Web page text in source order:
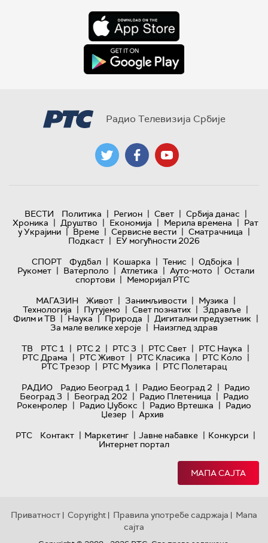
Радио Телевизија Србије
ВЕСТИ Политика | Регион | Свет | Србија данас |
Хроника | Друштво | Економија | Мерила времена | Рат
у Украјини | Време | Сервисне вести | Сматрачница |
Подкаст | ЕУ могућности 2026
СПОРТ
Фудбал | Кошарка | Тенис | Одбојка |
Рукомет | Ватерполо | Атлетика | Ауто-мото | Остали
спортови | Меморијал РТС
МАГАЗИН
Живот | Занимљивости | Музика |
Технологијa | Путујемо | Свет познатих | Здравље |
Филм и ТВ | Наука | Природа | Дигитални предузетник |
За мале велике хероје | Наизглед здрав
ТВ
РТС 1 | РТС 2 | РТС 3 | РТС Свет | РТС Наука |
РТС Драма | РТС Живот | РТС Класика | РТС Коло |
РТС Трезор | РТС Музика | РТС Полетарац
РАДИО
Радио Београд 1 | Радио Београд 2 | Радио
Београд 3 | Београд 202 | Радио Плетеница | Радио
Рокенролер | Радио Џубокс | Радио Вртешка | Радио
Џезер | Архив
РТС
Контакт | Маркетинг | Јавне набавке | Конкурси |
Интернет портал
МАПА САЈТА
Приватност | Copyright | Правила употребе садржаја | Мапа
сајта